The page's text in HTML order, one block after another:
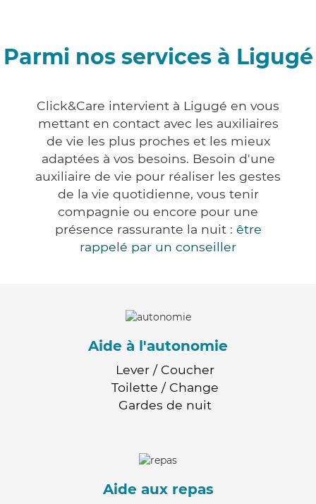
Parmi nos services à Ligugé
Click&Care intervient à Ligugé en vous
mettant en contact avec les auxiliaires
de vie les plus proches et les mieux
adaptées à vos besoins. Besoin d'une
auxiliaire de vie pour réaliser les gestes
de la vie quotidienne, vous tenir
compagnie ou encore pour une
présence rassurante la nuit : être
rappelé par un conseiller
Aide à l'autonomie
Lever / Coucher
Toilette / Change
Gardes de nuit
Aide aux repas